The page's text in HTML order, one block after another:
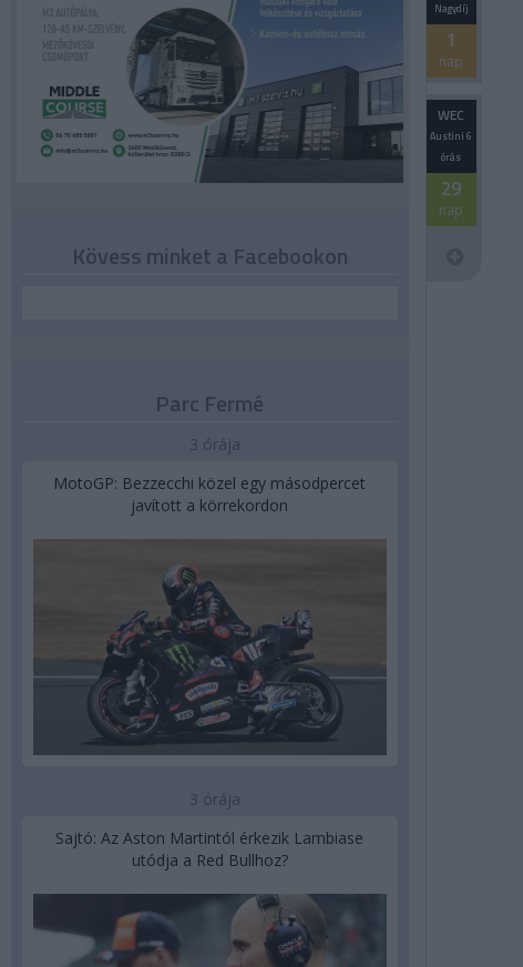
Nagydíj
1
nap
WEC
Austini 6
órás
29
nap
Kövess minket a Facebookon
Parc Fermé
3 órája
MotoGP: Bezzecchi közel egy másodpercet
javított a körrekordon
3 órája
Sajtó: Az Aston Martintól érkezik Lambiase
utódja a Red Bullhoz?